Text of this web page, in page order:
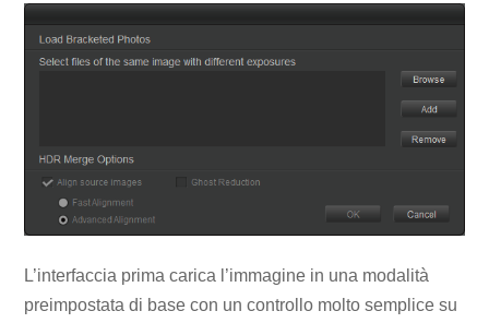
L’interfaccia prima carica l’immagine in una modalità
preimpostata di base con un controllo molto semplice su